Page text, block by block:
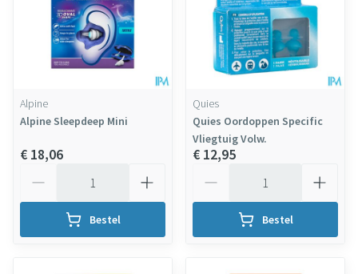
Alpine
Alpine Sleepdeep Mini
€ 18,06
Bestel
Quies
Quies Oordoppen Specific
Vliegtuig Volw.
€ 12,95
Bestel